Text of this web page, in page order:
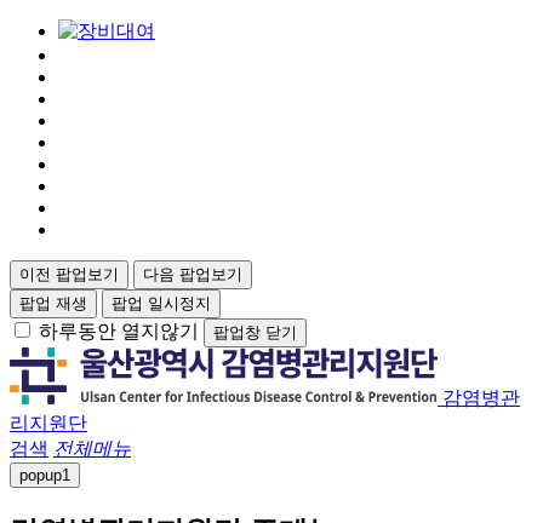
이전 팝업보기
다음 팝업보기
팝업 재생
팝업 일시정지
하루동안 열지않기 팝업창 닫기
감염병관
리지원단
검색 전체메뉴
popup1